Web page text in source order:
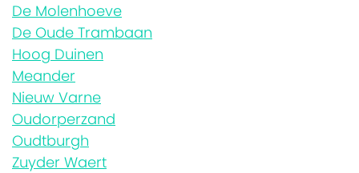
De Molenhoeve
De Oude Trambaan
Hoog Duinen
Meander
Nieuw Varne
Oudorperzand
Oudtburgh
Zuyder Waert